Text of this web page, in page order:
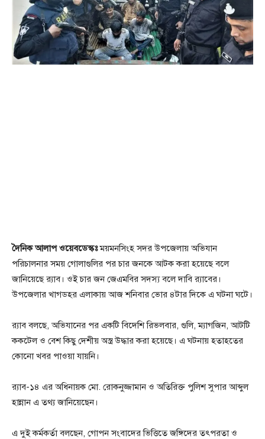
দৈনিক আলাপ ওয়েবডেস্কঃময়মনসিংহ সদর উপজেলায় অভিযান
পরিচালনার সময় গোলাগুলির পর চার জনকে আটক করা হয়েছে বলে
জানিয়েছে র‍্যাব। ওই চার জন জেএমবির সদস্য বলে দাবি র‍্যাবের।
উপজেলার খাগডহর এলাকায় আজ শনিবার ভোর ৪টার দিকে এ ঘটনা ঘটে।
র‍্যাব বলছে, অভিযানের পর একটি বিদেশি রিভলবার, গুলি, ম্যাগজিন, আটটি
ককটেল ও বেশ কিছু দেশীয় অস্ত্র উদ্ধার করা হয়েছে। এ ঘটনায় হতাহতের
কোনো খবর পাওয়া যায়নি।
র‍্যাব-১৪ এর অধিনায়ক মো. রোকনুজ্জামান ও অতিরিক্ত পুলিশ সুপার আব্দুল
হান্নান এ তথ্য জানিয়েছেন।
এ দুই কর্মকর্তা বলছেন, গোপন সংবাদের ভিত্তিতে জঙ্গিদের তৎপরতা ও